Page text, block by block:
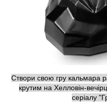
Створи свою гру кальмара
крутим на Хелловін-
серіалу